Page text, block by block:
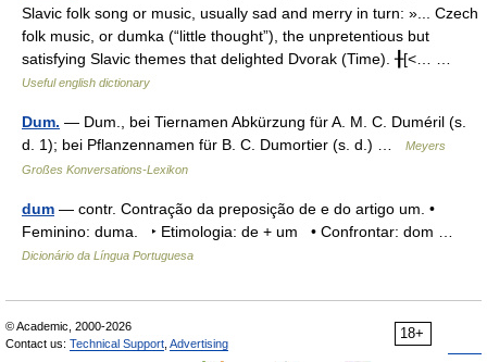
Slavic folk song or music, usually sad and merry in turn: »... Czech
folk music, or dumka (“little thought”), the unpretentious but
satisfying Slavic themes that delighted Dvorak (Time). ╂[<… …
Useful english dictionary
Dum. — Dum., bei Tiernamen Abkürzung für A. M. C. Duméril (s.
d. 1); bei Pflanzennamen für B. C. Dumortier (s. d.) …
Meyers
Großes Konversations-Lexikon
dum — contr. Contração da preposição de e do artigo um. •
Feminino: duma. ‣ Etimologia: de + um • Confrontar: dom …
Dicionário da Língua Portuguesa
18+
© Academic, 2000-2026
Contact us: Technical Support Advertising